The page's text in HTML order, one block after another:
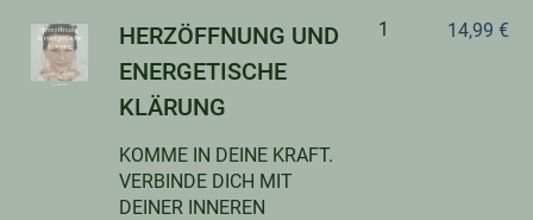
HERZÖFFNUNG UND
ENERGETISCHE
KLÄRUNG
KOMME IN DEINE KRAFT.
VERBINDE DICH MIT
DEINER INNEREN
1 14,99 €